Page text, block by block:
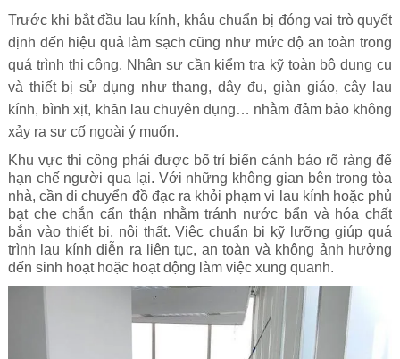
Trước khi bắt đầu lau kính, khâu chuẩn bị đóng vai trò quyết
định đến hiệu quả làm sạch cũng như mức độ an toàn trong
quá trình thi công. Nhân sự cần kiểm tra kỹ toàn bộ dụng cụ
và thiết bị sử dụng như thang, dây đu, giàn giáo, cây lau
kính, bình xịt, khăn lau chuyên dụng… nhằm đảm bảo không
xảy ra sự cố ngoài ý muốn.
Khu vực thi công phải được bố trí biển cảnh báo rõ ràng để
hạn chế người qua lại. Với những không gian bên trong tòa
nhà, cần di chuyển đồ đạc ra khỏi phạm vi lau kính hoặc phủ
bạt che chắn cẩn thận nhằm tránh nước bẩn và hóa chất
bắn vào thiết bị, nội thất. Việc chuẩn bị kỹ lưỡng giúp quá
trình lau kính diễn ra liên tục, an toàn và không ảnh hưởng
đến sinh hoạt hoặc hoạt động làm việc xung quanh.